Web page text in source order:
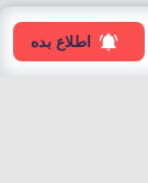
اطلاع بده